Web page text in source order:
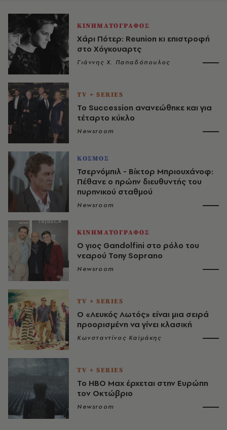
ΚΙΝΗΜΑΤΟΓΡΑΦΟΣ
Χάρι Πότερ: Reunion κι επιστροφή
στο Χόγκουαρτς
Γιάννης Χ. Παπαδόπουλος
TV + SERIES
Το Succession ανανεώθηκε και για
τέταρτο κύκλο
Newsroom
ΚΟΣΜΟΣ
Τσερνόμπιλ - Βίκτορ Μπριουχάνοφ:
Πέθανε ο πρώην διευθυντής του
πυρηνικού σταθμού
Newsroom
ΚΙΝΗΜΑΤΟΓΡΑΦΟΣ
Ο γιος Gandolfini στο ρόλο του
νεαρού Tony Soprano
Newsroom
TV + SERIES
Ο «Λευκός Λωτός» είναι μια σειρά
προορισμένη να γίνει κλασική
Κωνσταντίνος Καϊμάκης
TV + SERIES
Το ΗΒΟ Max έρχεται στην Ευρώπη
τον Οκτώβριο
Newsroom